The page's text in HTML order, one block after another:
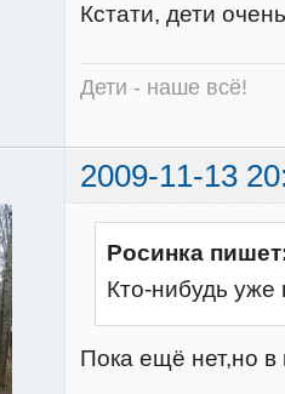
Кстати, дети
Дети - наше всё!
2009-11-13
Росинка
Кто-нибудь уже
Пока ещё нет,но в